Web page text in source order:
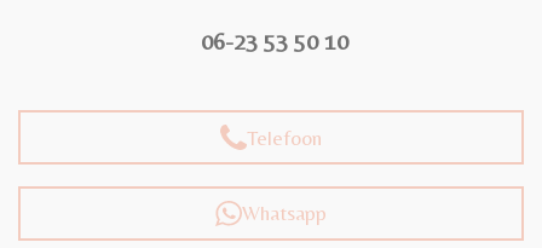
06-23 53 50 10
Telefoon
Whatsapp